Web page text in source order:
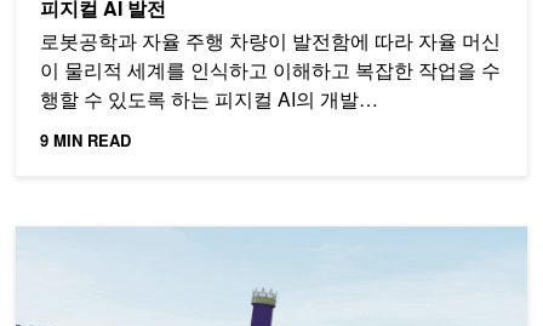
피지컬 AI 발전
로봇공학과 자율 주행 차량이 발전함에 따라 자율 머신
이 물리적 세계를 인식하고 이해하고 복잡한 작업을 수
행할 수 있도록 하는 피지컬 AI의 개발…
9 MIN READ